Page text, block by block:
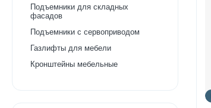
Подъемники для складных
фасадов
Подъемники с сервоприводом
Газлифты для мебели
Кронштейны мебельные